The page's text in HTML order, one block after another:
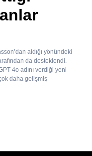
aldığı yönündeki
da desteklendi.
4o adını verdiği yeni
daha gelişmiş